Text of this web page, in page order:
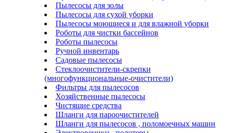
Пылесосы для золы
Пылесосы для сухой уборки
Пылесосы моющиеся и для влажной уборки
Роботы для чистки бассейнов
Роботы пылесосы
Ручной инвентарь
Садовые пылесосы
Стеклоочистители-скрепки
(многофункциональные-очистители)
Фильтры для пылесосов
Хозяйственные пылесосы
Чистящие средства
Шланги для пароочистителей
Шланги для пылесосов , поломоечных машин